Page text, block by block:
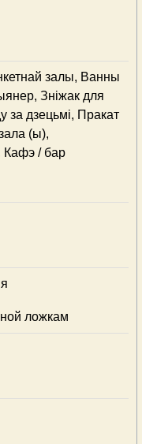
залы, Ванны
Зніжак для
за дзецьмі, Пракат
(ы),
Кафэ / бар
ложкам